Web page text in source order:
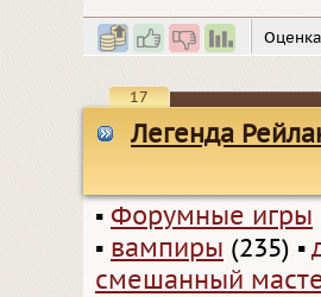
17
Легенда
▪ Форумные игры
▪ вампиры (235) ▪
смешанный